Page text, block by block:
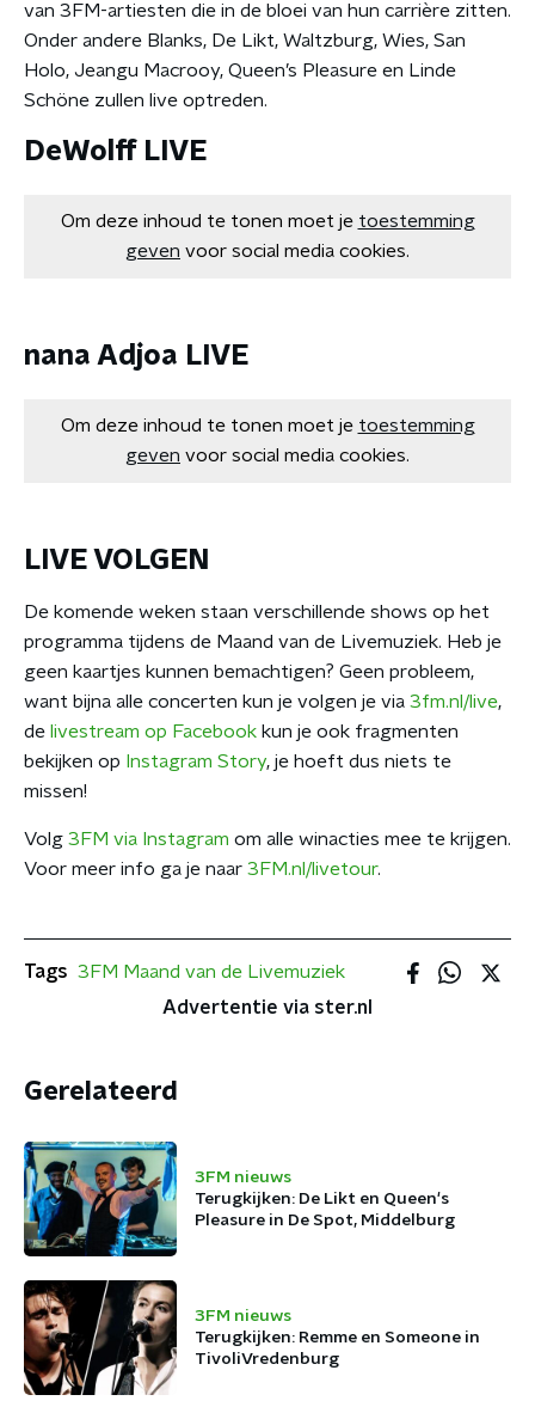
van 3FM-artiesten die in de bloei van hun carrière zitten.
Onder andere Blanks, De Likt, Waltzburg, Wies, San
Holo, Jeangu Macrooy, Queen’s Pleasure en Linde
Schöne zullen live optreden.
DeWolff LIVE
Om deze inhoud te tonen moet je toestemming
geven voor social media cookies.
nana Adjoa LIVE
Om deze inhoud te tonen moet je toestemming
geven voor social media cookies.
LIVE VOLGEN
De komende weken staan verschillende shows op het
programma tijdens de Maand van de Livemuziek. Heb je
geen kaartjes kunnen bemachtigen? Geen probleem,
want bijna alle concerten kun je volgen je via 3fm.nl/live,
de livestream op Facebook kun je ook fragmenten
bekijken op Instagram Story, je hoeft dus niets te
missen!
Volg 3FM via Instagram om alle winacties mee te krijgen.
Voor meer info ga je naar 3FM.nl/livetour.
Tags 3FM Maand van de Livemuziek
Advertentie via ster.nl
Gerelateerd
3FM nieuws
Terugkijken: De Likt en Queen's
Pleasure in De Spot, Middelburg
3FM nieuws
Terugkijken: Remme en Someone in
TivoliVredenburg